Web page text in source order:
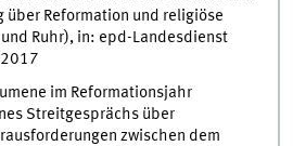
über Reformation und religiöse
Ruhr), in: epd-Landesdienst
2017
im Reformationsjahr
Streitgesprächs über
zwischen dem